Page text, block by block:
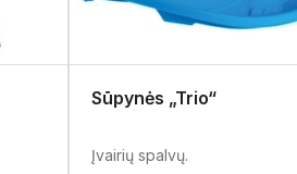
Sūpynės „Trio“
Įvairių spalvų.